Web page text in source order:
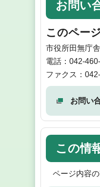
お問い
このページ
市役所田無庁
電話：042-
ファクス：
お問い
この情
ページ内容